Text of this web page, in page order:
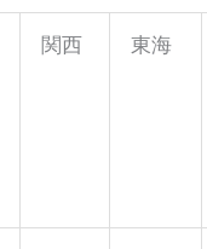
関西 東海